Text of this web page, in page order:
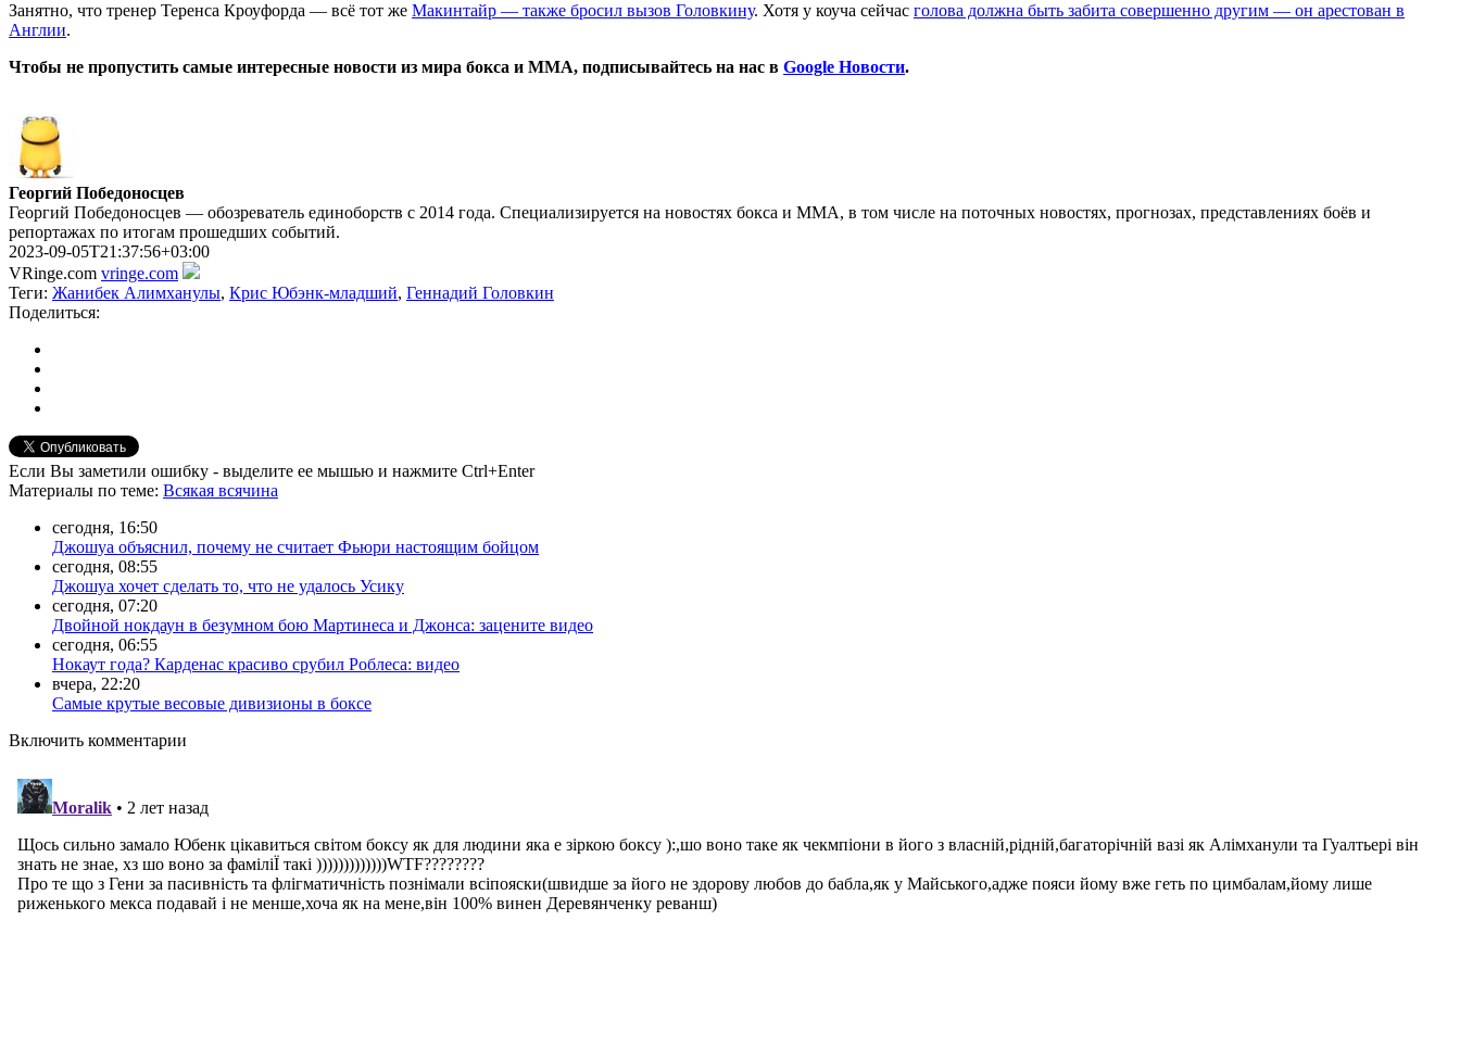
Занятно, что тренер Теренса Кроуфорда — всё тот же Макинтайр — также бросил вызов Головкину. Хотя у коуча сейчас голова должна быть забита совершенно другим — он арестован в
Англии.
Чтобы не пропустить самые интересные новости из мира бокса и ММА, подписывайтесь на нас в Google Новости.
Георгий Победоносцев
Георгий Победоносцев — обозреватель единоборств с 2014 года. Специализируется на новостях бокса и ММА, в том числе на поточных новостях, прогнозах, представлениях боёв и
репортажах по итогам прошедших событий.
2023-09-05T21:37:56+03:00
VRinge.com vringe.com
Теги: Жанибек Алимханулы, Крис Юбэнк-младший, Геннадий Головкин
Поделиться:
Если Вы заметили ошибку - выделите ее мышью и нажмите Ctrl+Enter
Материалы по теме: Всякая всячина
сегодня, 16:50
Джошуа объяснил, почему не считает Фьюри настоящим бойцом
сегодня, 08:55
Джошуа хочет сделать то, что не удалось Усику
сегодня, 07:20
Двойной нокдаун в безумном бою Мартинеса и Джонса: зацените видео
сегодня, 06:55
Нокаут года? Карденас красиво срубил Роблеса: видео
вчера, 22:20
Самые крутые весовые дивизионы в боксе
Включить комментарии